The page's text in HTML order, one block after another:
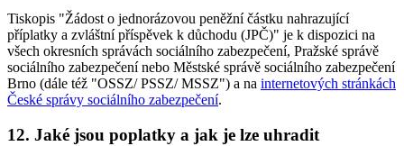
Tiskopis "Žádost o jednorázovou peněžní částku nahrazující
příplatky a zvláštní příspěvek k důchodu (JPČ)" je k dispozici na
všech okresních správách sociálního zabezpečení, Pražské správě
sociálního zabezpečení nebo Městské správě sociálního zabezpečení
Brno (dále též "OSSZ/ PSSZ/ MSSZ") a na internetových stránkách
České správy sociálního zabezpečení.
12. Jaké jsou poplatky a jak je lze uhradit